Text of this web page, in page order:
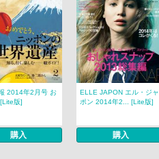
2014年2月号 お
版]
購入
ELLE JAPON エル・ジャ
ポン 2014年2... [Lite版]
購入